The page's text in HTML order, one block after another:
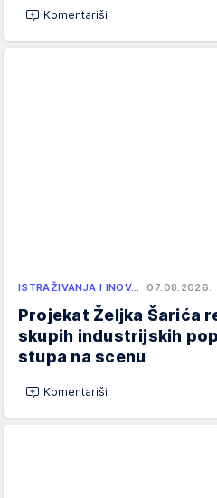
Komentariši
ISTRAŽIVANJA I INOV… 07.08.2026.
Projekat Željka Šarića
skupih industrijskih
stupa na scenu
Komentariši